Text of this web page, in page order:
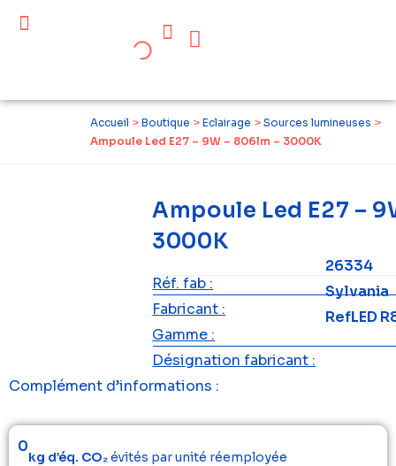
Accueil > Boutique > Eclairage > Sources lumineuses >
Ampoule Led E27 – 9W – 806lm – 3000K
Ampoule Led E27 –
3000K
Réf. fab :
26334
Fabricant :
Sylvania
Gamme :
RefLED
Désignation fabricant :
Complément d’informations :
0
kg d’éq. CO₂évités par unité réemployée